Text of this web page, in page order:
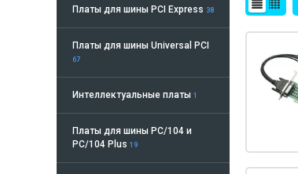
Платы для шины PCI Express 38
Платы для шины Universal PCI
67
Интеллектуальные платы 1
Платы для шины PC/104 и
PC/104 Plus 19